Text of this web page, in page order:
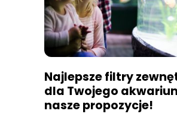
Najlepsze filtry
dla Twojego
nasze propozycje!